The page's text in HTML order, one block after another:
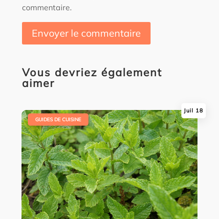
commentaire.
Envoyer le commentaire
Vous devriez également
aimer
Juil 18
GUIDES DE CUISINE